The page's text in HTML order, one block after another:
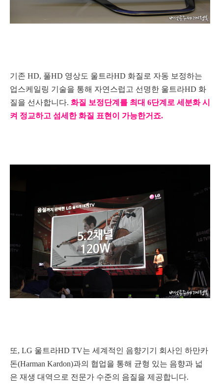
기존 HD, 풀HD 영상도 울트라HD 화질로 자동 보정하는
업스케일링 기술을 통해 자연스럽고 선명한 울트라HD 화
질을 선사합니다. 화질 보정단계를 최대 6단계로 세분화 시
켜 정교하고 섬세한 화질 표현이 가능한거죠.
또, LG 울트라HD TV는 세계적인 음향기기 회사인 하만카
돈(Harman Kardon)과의 협업을 통해 균형 있는 음향과 넓
은 재생 대역으로 전문가 수준의 음질을 제공합니다.